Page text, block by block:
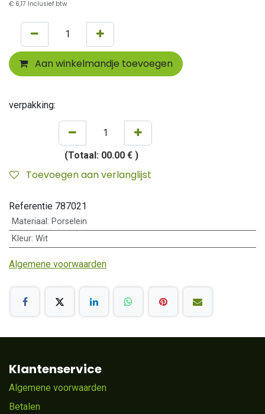
€ 6,17 Inclusief btw
Aan winkelmandje toevoegen
verpakking:
(Totaal: 00.00 € )
Toevoegen aan verlanglijst
Referentie 787021
Materiaal : Porselein
Kleur: Wit
Algemene voorwaarden
Klantenservice
Algemene voorwaarden
Betalen